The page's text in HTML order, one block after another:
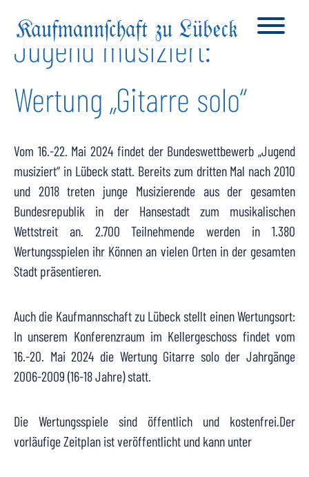
Jugend musiziert:
Wertung „Gitarre solo“
Vom 16.-22. Mai 2024 findet der Bundeswettbewerb „Jugend
musiziert“ in Lübeck statt. Bereits zum dritten Mal nach 2010
und 2018 treten junge Musizierende aus der gesamten
Bundesrepublik in der Hansestadt zum musikalischen
Wettstreit an. 2.700 Teilnehmende werden in 1.380
Wertungsspielen ihr Können an vielen Orten in der gesamten
Stadt präsentieren.
Auch die Kaufmannschaft zu Lübeck stellt einen Wertungsort:
In unserem Konferenzraum im Kellergeschoss findet vom
16.-20. Mai 2024 die Wertung Gitarre solo der Jahrgänge
2006-2009 (16-18 Jahre) statt.
Die Wertungsspiele sind öffentlich und kostenfrei.Der
vorläufige Zeitplan ist veröffentlicht und kann unter